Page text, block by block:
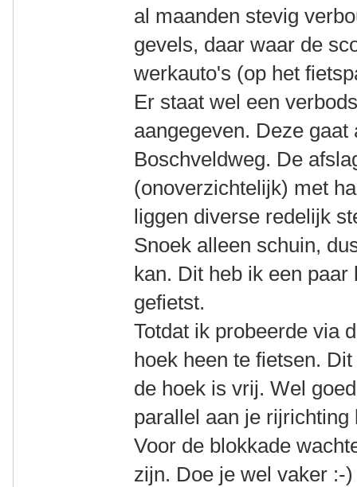
al maanden stevig
gevels, daar waar de
werkauto's (op het
Er staat wel een
aangegeven. Deze
Boschveldweg. De
(onoverzichtelijk) met
liggen diverse redelijk
Snoek alleen schuin,
kan. Dit heb ik een
gefietst.
Totdat ik probeerde via
hoek heen te fietsen.
de hoek is vrij. Wel
parallel aan je
Voor de blokkade
zijn. Doe je wel vaker :-)